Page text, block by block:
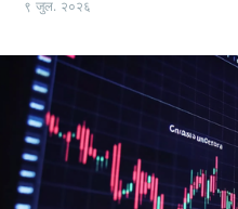
९ जुल. २०२६